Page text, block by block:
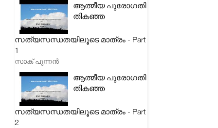
ആത്മീയ പുരോഗതി
തികഞ്ഞ
സത്യസന്ധതയിലൂടെ മാത്രം - Part
1
സാക് പുന്നൻ
ആത്മീയ പുരോഗതി
തികഞ്ഞ
സത്യസന്ധതയിലൂടെ മാത്രം - Part
2